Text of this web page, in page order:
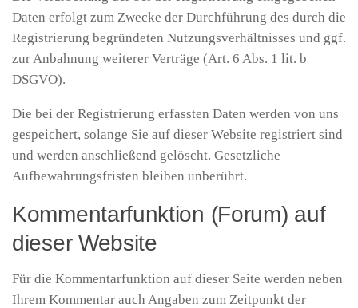
Daten erfolgt zum Zwecke der Durchführung des durch die
Registrierung begründeten Nutzungsverhältnisses und ggf.
zur Anbahnung weiterer Verträge (Art. 6 Abs. 1 lit. b
DSGVO).
Die bei der Registrierung erfassten Daten werden von uns
gespeichert, solange Sie auf dieser Website registriert sind
und werden anschließend gelöscht. Gesetzliche
Aufbewahrungsfristen bleiben unberührt.
Kommentarfunktion (Forum) auf
dieser Website
Für die Kommentarfunktion auf dieser Seite werden neben
Ihrem Kommentar auch Angaben zum Zeitpunkt der